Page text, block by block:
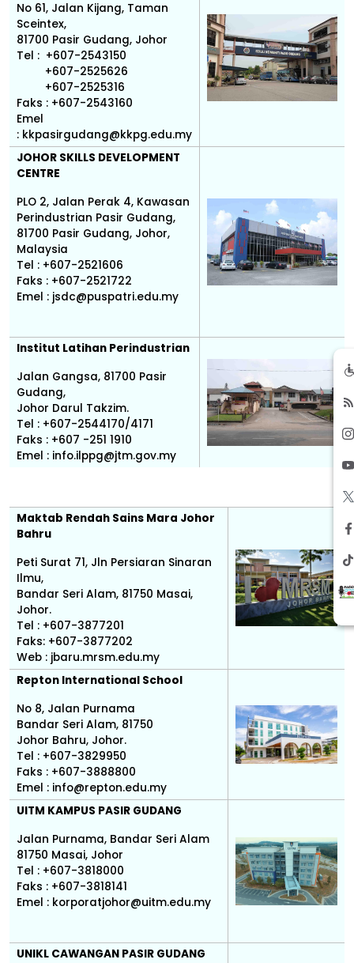
No 61, Jalan Kijang, Taman
Sceintex,
81700 Pasir Gudang, Johor
Tel : +607-2543150
+607-2525626
+607-2525316
Faks : +607-2543160
Emel
: kkpasirgudang@kkpg.edu.my
JOHOR SKILLS DEVELOPMENT
CENTRE
PLO 2, Jalan Perak 4, Kawasan
Perindustrian Pasir Gudang,
81700 Pasir Gudang, Johor,
Malaysia
Tel : +607-2521606
Faks : +607-2521722
Emel : jsdc@puspatri.edu.my
Institut Latihan Perindustrian
Jalan Gangsa, 81700 Pasir
Gudang,
Johor Darul Takzim.
Tel : +607-2544170/4171
Faks : +607 -251 1910
Emel : info.ilppg@jtm.gov.my
Maktab Rendah Sains Mara Johor
Bahru
Peti Surat 71, Jln Persiaran Sinaran
Ilmu,
Bandar Seri Alam, 81750 Masai,
Johor.
Tel : +607-3877201
Faks: +607-3877202
Web : jbaru.mrsm.edu.my
Repton International School
No 8, Jalan Purnama
Bandar Seri Alam, 81750
Johor Bahru, Johor.
Tel : +607-3829950
Faks : +607-3888800
Emel : info@repton.edu.my
UITM KAMPUS PASIR GUDANG
Jalan Purnama, Bandar Seri Alam
81750 Masai, Johor
Tel : +607-3818000
Faks : +607-3818141
Emel : korporatjohor@uitm.edu.my
UNIKL CAWANGAN PASIR GUDANG